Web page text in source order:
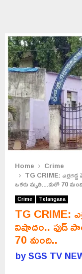
Home Crime
TG CRIME:
ఒకరు మృతి…మరో 70
Crime Telangana
TG CRIME:
విషాదం.. ఫుడ్
70 మంది..
bySGS TV